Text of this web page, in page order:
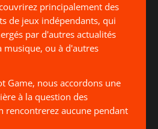
principalement des
de jeux indépendants, qui
par d'autres actualités
musique, ou à d'autres
Game, nous accordons une
à la question des
rencontrerez aucune pendant